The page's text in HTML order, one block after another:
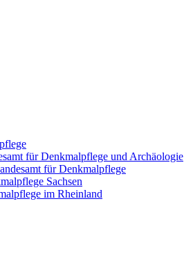
für Denkmalpflege und Archäologie
für Denkmalpflege
Sachsen
im Rheinland